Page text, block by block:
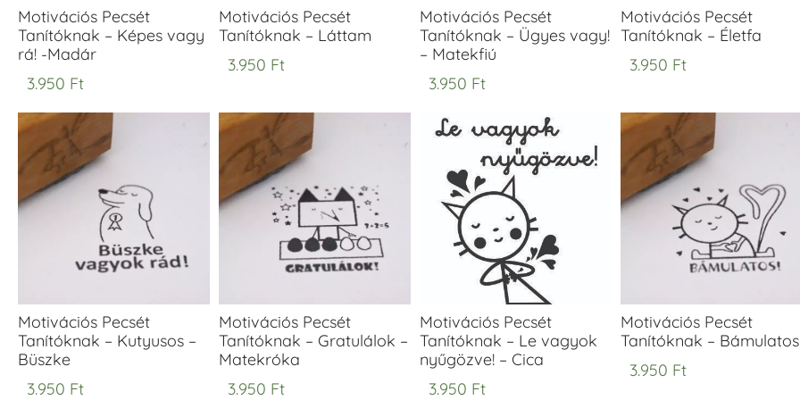
Motivációs Pecsét
Tanítóknak – Képes vagy
rá! -Madár
3.950 Ft
Motivációs Pecsét
Tanítóknak – Láttam
3.950 Ft
Motivációs Pecsét
Tanítóknak – Ügyes vagy!
– Matekfiú
3.950 Ft
Motivációs Pecsét
Tanítóknak – Életfa
3.950 Ft
Motivációs Pecsét
Tanítóknak – Kutyusos –
Büszke
3.950 Ft
Motivációs Pecsét
Tanítóknak – Gratulálok –
Matekróka
3.950 Ft
Motivációs Pecsét
Tanítóknak – Le vagyok
nyűgözve! – Cica
3.950 Ft
Motivációs Pecsét
Tanítóknak –
3.950 Ft